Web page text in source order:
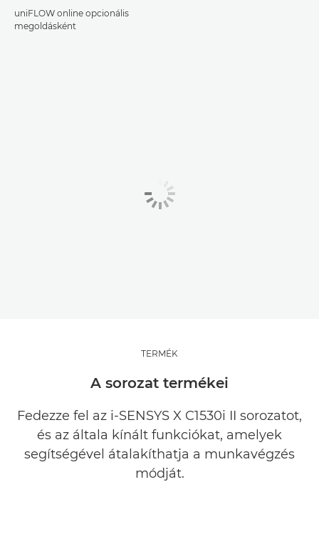
uniFLOW online opcionális
megoldásként
TERMÉK
A sorozat termékei
Fedezze fel az i-SENSYS X C1530i II sorozatot,
és az általa kínált funkciókat, amelyek
segítségével átalakíthatja a munkavégzés
módját.